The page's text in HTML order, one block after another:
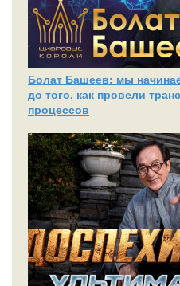
Болат Башеев: мы
до того, как провели
процессов